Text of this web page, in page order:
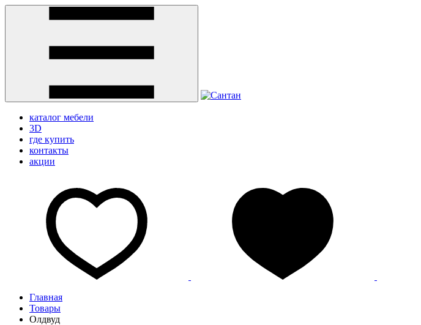
каталог мебели
3D
где купить
контакты
акции
Главная
Товары
Олдвуд